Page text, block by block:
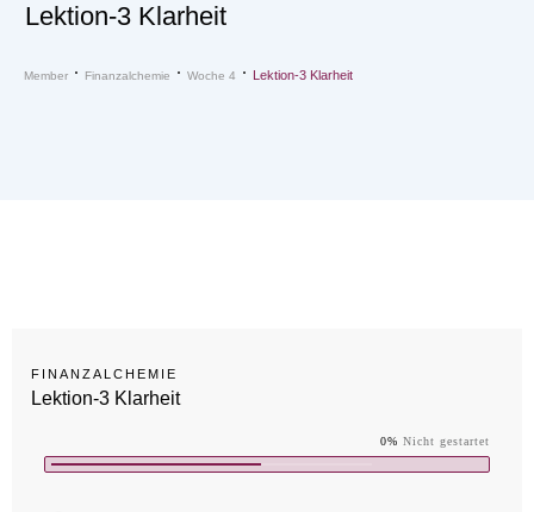
Lektion-3 Klarheit
Member Finanzalchemie Woche 4 Lektion-3 Klarheit
FINANZALCHEMIE
Lektion-3 Klarheit
0% Nicht gestartet